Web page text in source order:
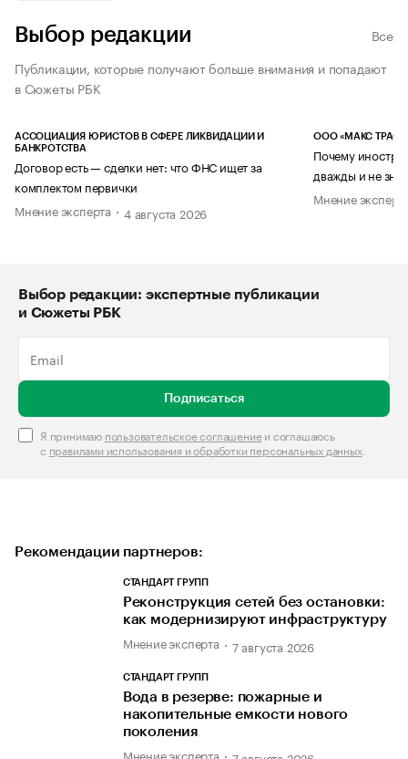
Выбор редакции
Все
Публикации, которые получают больше внимания и попадают
в Сюжеты РБК
АССОЦИАЦИЯ ЮРИСТОВ В СФЕРЕ ЛИКВИДАЦИИ И
БАНКРОТСТВА
Договор есть — сделки нет: что ФНС ищет за
комплектом первички
Мнение эксперта
4 августа 2026
ООО «МАКС ТРАСТ»
Почему
дважды и не
Мнение
Выбор редакции: экспертные публикации
и Сюжеты РБК
Подписаться
Я принимаю пользовательское соглашениеи соглашаюсь
с правилами использования и обработки персональных данных.
Рекомендации партнеров:
СТАНДАРТ ГРУПП
Реконструкция сетей без остановки:
как модернизируют инфраструктуру
Мнение эксперта 7 августа 2026
СТАНДАРТ ГРУПП
Вода в резерве: пожарные и
накопительные емкости нового
поколения
Мнение эксперта